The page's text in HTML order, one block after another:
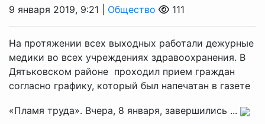
9 января 2019, 9:21 | Общество 111
На протяжении всех выходных работали дежурные
медики во всех учреждениях здравоохранения. В
Дятьковском районе проходил прием граждан
согласно графику, который был напечатан в газете
«Пламя труда». Вчера, 8 января, завершились ...